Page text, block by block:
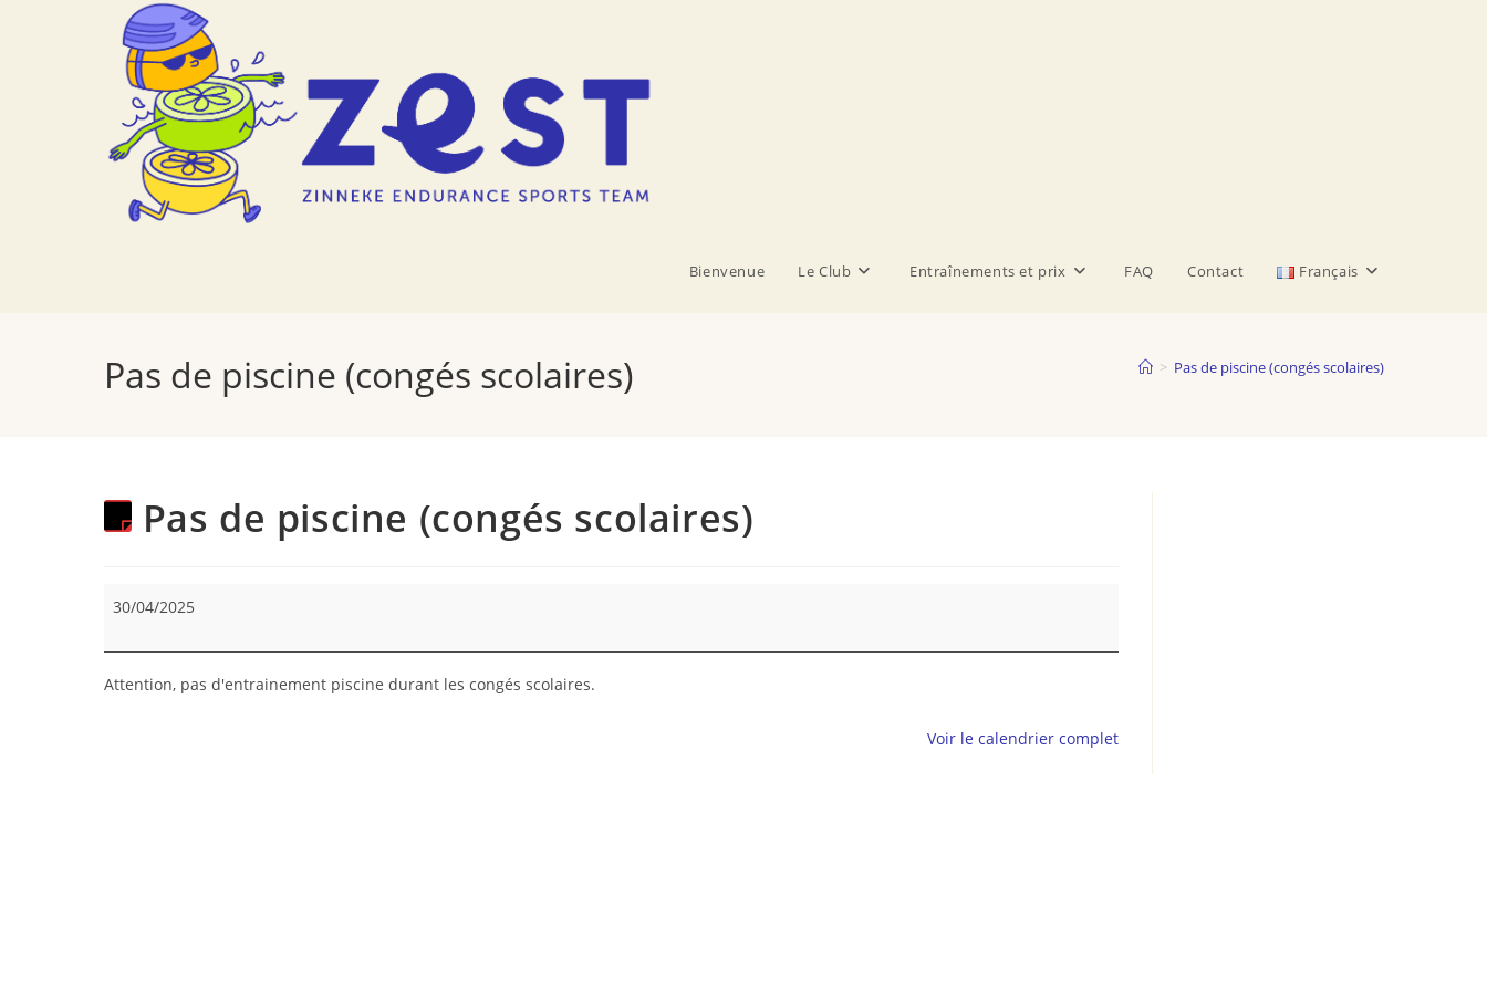
Bienvenue Le Club Entraînements et prix FAQ Contact Français
Pas de piscine (congés scolaires) > Pas de piscine (congés scolaires)
Pas de piscine (congés scolaires)
Pas
piscine
(congés
30/04/2025
Attention, pas d'entrainement piscine durant les congés scolaires.
Voir le calendrier complet